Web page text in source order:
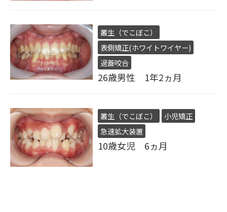
叢生（でこぼこ）
表側矯正(ホワイトワイヤー)
過蓋咬合
26歳男性 1年2ヵ月
叢生（でこぼこ）
小児矯正
急速拡大装置
10歳女児 6ヵ月